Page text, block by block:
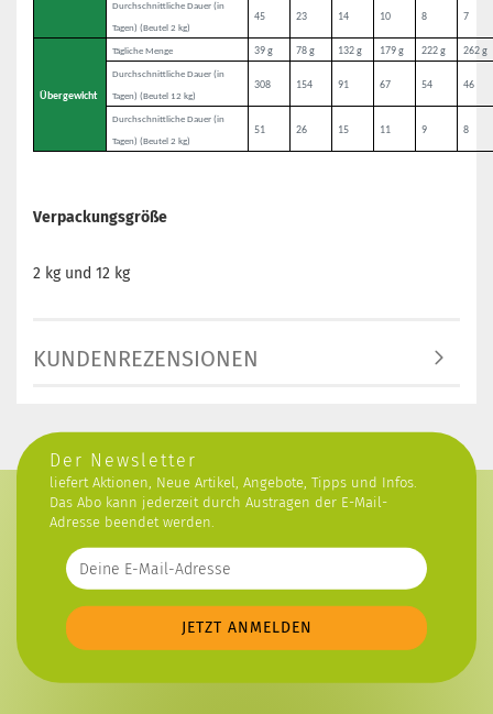
Durchschnittliche Dauer (in
Tagen) (Beutel 2 kg)
45 23 14 10 8 7
Übergewicht
Tägliche Menge 39 g 78 g 132 g 179 g 222 g 262 g
Durchschnittliche Dauer (in
Tagen) (Beutel 12 kg)
308 154 91 67 54 46
Durchschnittliche Dauer (in
Tagen) (Beutel 2 kg)
51 26 15 11 9 8
Verpackungsgröße
2 kg und 12 kg
KUNDENREZENSIONEN
Der Newsletter
liefert Aktionen, Neue Artikel, Angebote, Tipps und Infos.
Das Abo kann jederzeit durch Austragen der E-Mail-
Adresse beendet werden.